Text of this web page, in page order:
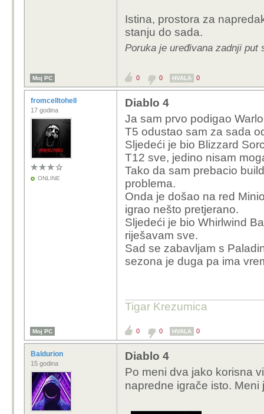
Istina, prostora za
stanju do sada.
Poruka je uređivana zadnji put
Moj PC 0 0 HVALA 0
fromcelltohell
17 godina
ONLINE
Diablo 4
Ja sam prvo podigao
T5 odustao sam za sada
Sljedeći je bio Blizzard
T12 sve, jedino nisam
Tako da sam prebacio
problema.
Onda je došao na red
igrao nešto pretjerano.
Sljedeći je bio Whirlwind
riješavam sve.
Sad se zabavljam s
sezona je duga pa ima
Tigar Krezumica
Moj PC 0 0 HVALA 0
Baldurion
15 godina
Diablo 4
Po meni dva jako korisna
napredne igrače isto.